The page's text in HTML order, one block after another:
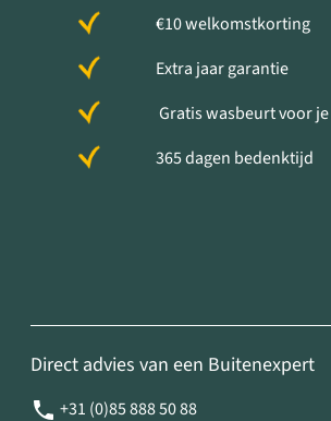
€10 welkomstkorting
Extra jaar garantie
Gratis wasbeurt voor
365 dagen bedenktijd
Direct advies van een Buitenexpert
+31 (0)85 888 50 88